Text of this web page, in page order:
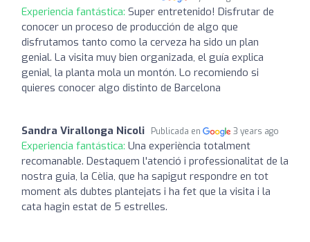
Experiencia fantástica: Super entretenido! Disfrutar de
conocer un proceso de producción de algo que
disfrutamos tanto como la cerveza ha sido un plan
genial. La visita muy bien organizada, el guía explica
genial, la planta mola un montón. Lo recomiendo si
quieres conocer algo distinto de Barcelona
Sandra Virallonga Nicoli Publicada en 3 years ago
Experiencia fantástica: Una experiència totalment
recomanable. Destaquem l'atenció i professionalitat de la
nostra guia, la Cèlia, que ha sapigut respondre en tot
moment als dubtes plantejats i ha fet que la visita i la
cata hagin estat de 5 estrelles.